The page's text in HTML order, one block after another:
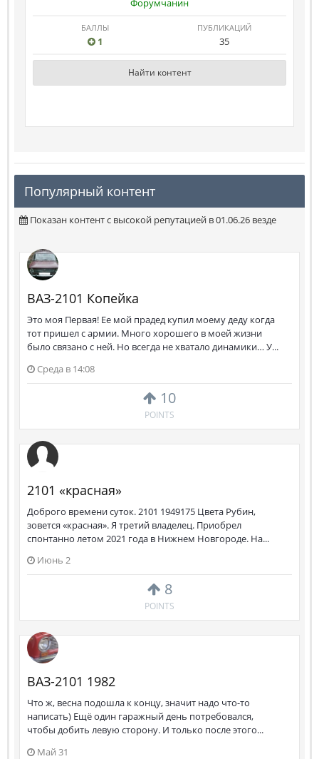
Форумчанин
БАЛЛЫ
1
ПУБЛИКАЦИЙ
35
Найти контент
Популярный контент
Показан контент с высокой репутацией в 01.06.26 везде
10
POINTS
ВАЗ-2101 Копейка
Это моя Первая! Ее мой прадед купил моему деду когда
тот пришел с армии. Много хорошего в моей жизни
было связано с ней. Но всегда не хватало динамики… У...
Среда в 14:08
8
POINTS
2101 «красная»
Доброго времени суток. 2101 1949175 Цвета Рубин,
зовется «красная». Я третий владелец. Приобрел
спонтанно летом 2021 года в Нижнем Новгороде. На...
Июнь 2
ВАЗ-2101 1982
Что ж, весна подошла к концу, значит надо что-то
написать) Ещё один гаражный день потребовался,
чтобы добить левую сторону. И только после этого...
Май 31